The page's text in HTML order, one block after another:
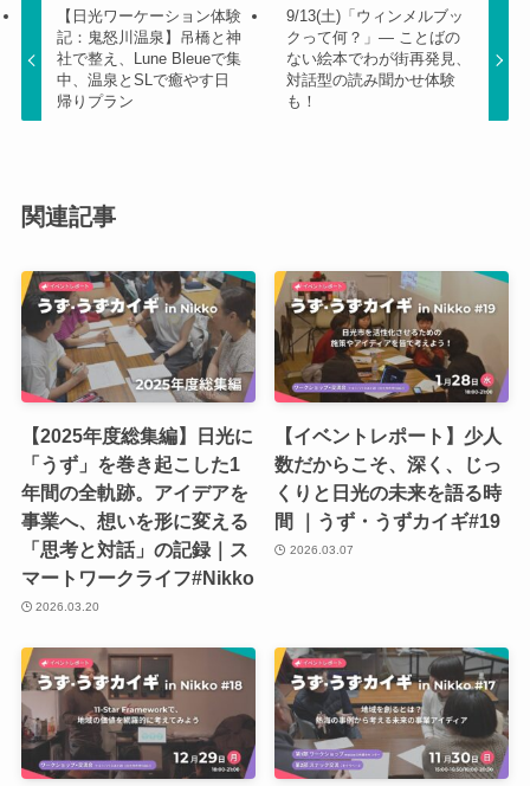
【日光ワーケーション体験
記：鬼怒川温泉】吊橋と神
社で整え、Lune Bleueで集
中、温泉とSLで癒やす日
帰りプラン
9/13(土)「ウィンメルブッ
クって何？」— ことばの
ない絵本でわが街再発見、
対話型の読み聞かせ体験
も！
関連記事
【2025年度総集編】日光に
「うず」を巻き起こした1
年間の全軌跡。アイデアを
事業へ、想いを形に変える
「思考と対話」の記録｜ス
マートワークライフ#Nikko
2026.03.20
【イベントレポート】少人
数だからこそ、深く、じっ
くりと日光の未来を語る時
間 ｜うず・うずカイギ#19
2026.03.07